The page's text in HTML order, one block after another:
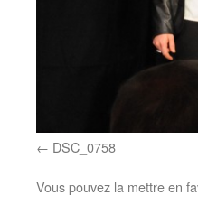
DSC_0758
Vous pouvez la mettre en